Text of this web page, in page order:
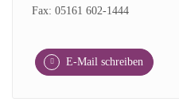
Fax: 05161 602-1444
E-Mail schreiben